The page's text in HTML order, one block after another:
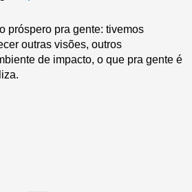
próspero pra gente: tivemos
outras visões, outros
de impacto, o que pra gente é